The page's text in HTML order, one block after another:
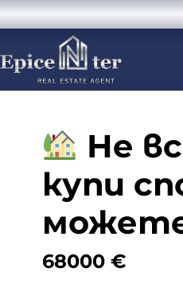
Не
купи
68000 €